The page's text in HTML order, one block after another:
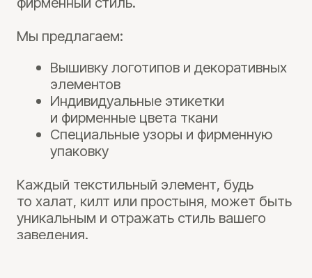
г. Москва, д. Толстопальцево,
+7
Нажимая кнопку «Отправить», я даю свое согласие на
обработку моих персональных данных, в
соответствии с Федеральным законом от 27.07.2006